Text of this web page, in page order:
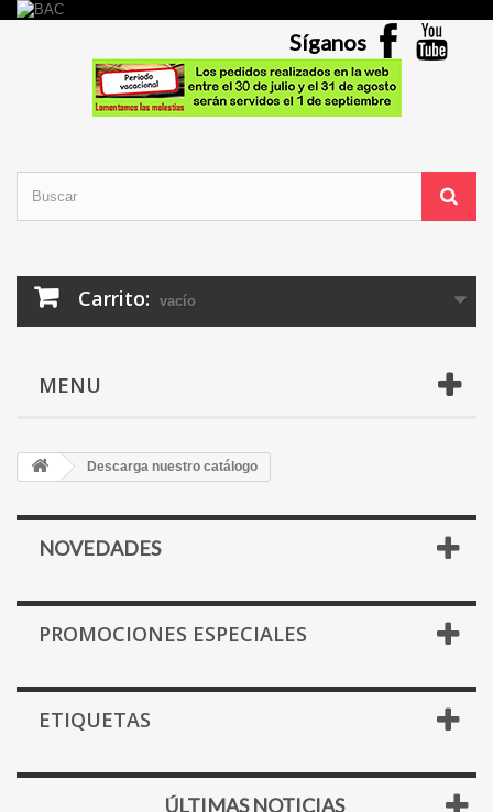
Síganos
Carrito: vacío
MENU
Descarga nuestro catálogo
NOVEDADES
PROMOCIONES ESPECIALES
ETIQUETAS
ÚLTIMAS NOTICIAS